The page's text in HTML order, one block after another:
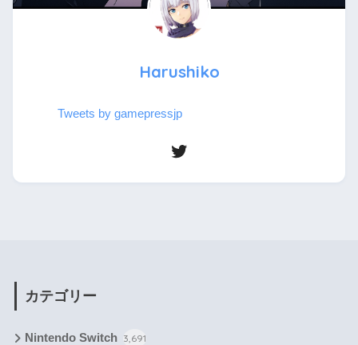
Harushiko
Tweets by gamepressjp
カテゴリー
Nintendo Switch 3,691